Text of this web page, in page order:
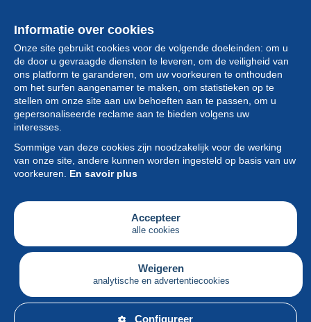
Informatie over cookies
Onze site gebruikt cookies voor de volgende doeleinden: om u
de door u gevraagde diensten te leveren, om de veiligheid van
ons platform te garanderen, om uw voorkeuren te onthouden
om het surfen aangenamer te maken, om statistieken op te
stellen om onze site aan uw behoeften aan te passen, om u
gepersonaliseerde reclame aan te bieden volgens uw
interesses.
Sommige van deze cookies zijn noodzakelijk voor de werking
van onze site, andere kunnen worden ingesteld op basis van uw
voorkeuren. En savoir plus
Accepteer
alle cookies
Weigeren
analytische en advertentiecookies
Configureer
Collectie
Nieuws
Functie
Vereniging
Diensten
Schrijven
Nederlands